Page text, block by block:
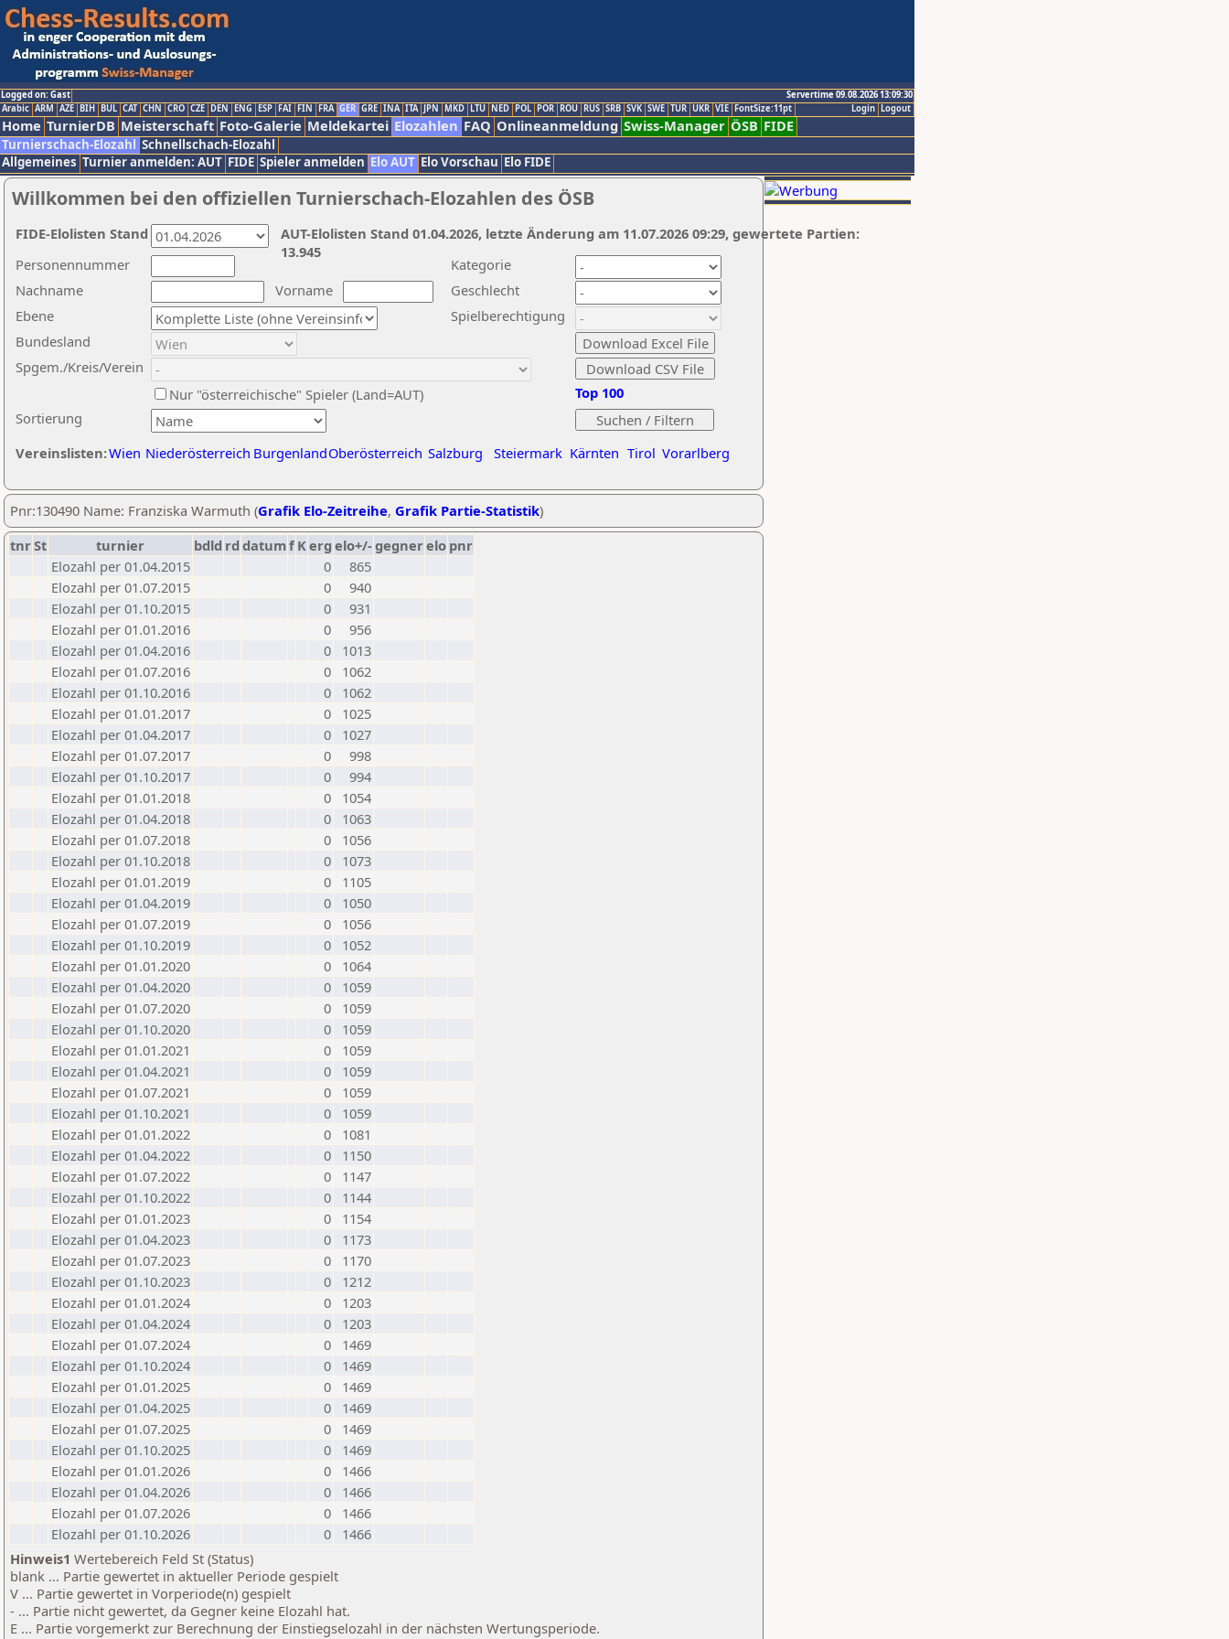
Logged on: Gast
Servertime 09.08.2026 13:09:30
Logout
Login
Arabic ARM AZE BIH BUL CAT CHN CRO CZE DEN ENG ESP FAI FIN FRA GER GRE INA ITA JPN MKD LTU NED POL POR ROU RUS SRB SVK SWE TUR UKR VIE FontSize:11pt
Home TurnierDB Meisterschaft Foto-Galerie Meldekartei Elozahlen FAQ Onlineanmeldung Swiss-Manager ÖSB FIDE
Turnierschach-Elozahl Schnellschach-Elozahl
Allgemeines Turnier anmelden: AUT FIDE Spieler anmelden Elo AUT Elo Vorschau Elo FIDE
Willkommen bei den offiziellen Turnierschach-Elozahlen des ÖSB
Nachname
Vorname
Ebene
Kategorie
Sortierung
Personennummer
Bundesland
Spgem./Kreis/Verein
Geschlecht
Nur "österreichische" Spieler (Land=AUT)
Spielberechtigung
Vereinslisten:Wien Niederösterreich BurgenlandOberösterreich Salzburg Steiermark Kärnten Tirol Vorarlberg
Top 100
AUT-Elolisten Stand 01.04.2026, letzte Änderung am 11.07.2026 09:29, gewertete Partien:
13.945
FIDE-Elolisten Stand
Pnr:130490 Name: Franziska Warmuth (Grafik Elo-Zeitreihe, Grafik Partie-Statistik)
tnrSt turnier bdld rd datumf Kerg elo+/-gegnerelo pnr
Elozahl per 01.04.2015
0
865
Elozahl per 01.07.2015
0
940
Elozahl per 01.10.2015
0
931
Elozahl per 01.01.2016
0
956
Elozahl per 01.04.2016
0
1013
Elozahl per 01.07.2016
0
1062
Elozahl per 01.10.2016
0
1062
Elozahl per 01.01.2017
0
1025
Elozahl per 01.04.2017
0
1027
Elozahl per 01.07.2017
0
998
Elozahl per 01.10.2017
0
994
Elozahl per 01.01.2018
0
1054
Elozahl per 01.04.2018
0
1063
Elozahl per 01.07.2018
0
1056
Elozahl per 01.10.2018
0
1073
Elozahl per 01.01.2019
0
1105
Elozahl per 01.04.2019
0
1050
Elozahl per 01.07.2019
0
1056
Elozahl per 01.10.2019
0
1052
Elozahl per 01.01.2020
0
1064
Elozahl per 01.04.2020
0
1059
Elozahl per 01.07.2020
0
1059
Elozahl per 01.10.2020
0
1059
Elozahl per 01.01.2021
0
1059
Elozahl per 01.04.2021
0
1059
Elozahl per 01.07.2021
0
1059
Elozahl per 01.10.2021
0
1059
Elozahl per 01.01.2022
0
1081
Elozahl per 01.04.2022
0
1150
Elozahl per 01.07.2022
0
1147
Elozahl per 01.10.2022
0
1144
Elozahl per 01.01.2023
0
1154
Elozahl per 01.04.2023
0
1173
Elozahl per 01.07.2023
0
1170
Elozahl per 01.10.2023
0
1212
Elozahl per 01.01.2024
0
1203
Elozahl per 01.04.2024
0
1203
Elozahl per 01.07.2024
0
1469
Elozahl per 01.10.2024
0
1469
Elozahl per 01.01.2025
0
1469
Elozahl per 01.04.2025
0
1469
Elozahl per 01.07.2025
0
1469
Elozahl per 01.10.2025
0
1469
Elozahl per 01.01.2026
0
1466
Elozahl per 01.04.2026
0
1466
Elozahl per 01.07.2026
0
1466
Elozahl per 01.10.2026
0
1466
Hinweis1 Wertebereich Feld St (Status)
blank ... Partie gewertet in aktueller Periode gespielt
V ... Partie gewertet in Vorperiode(n) gespielt
- ... Partie nicht gewertet, da Gegner keine Elozahl hat.
E ... Partie vorgemerkt zur Berechnung der Einstiegselozahl in der nächsten Wertungsperiode.